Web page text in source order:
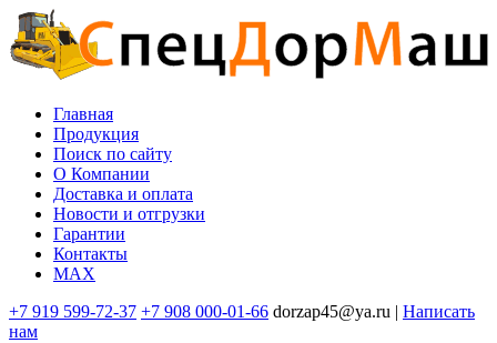
Перейти
к
основному
содержанию
Основная
навигация
Главная
Продукция
Поиск по сайту
O Компании
Доставка и оплата
Новости и отгрузки
Гарантии
Контакты
MAX
+7 919 599-72-37 +7 908 000-01-66 dorzap45@ya.ru | Написать
нам